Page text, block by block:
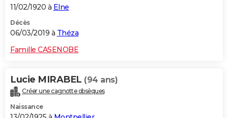
11/02/1920 à Elne
Décès
06/03/2019 à Théza
Famille CASENOBE
Lucie MIRABEL (94 ans)
Créer une cagnotte obsèques
Naissance